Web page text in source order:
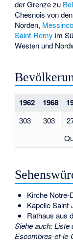
der Grenze zu
Chesnois von
Norden,
Saint-Remy im
Westen und
1962 1968
303 303
Kirche Notre-
Kapelle
Rathaus aus
Siehe auch:Liste
Escombres-et-le-